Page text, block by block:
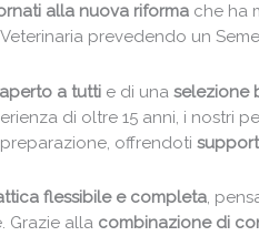
alla nuova riforma che ha
prevedendo un
a tutti e di unaselezione
di oltre 15 anni, i
offrendoti
flessibile e completa,
Grazie alla combinazione di